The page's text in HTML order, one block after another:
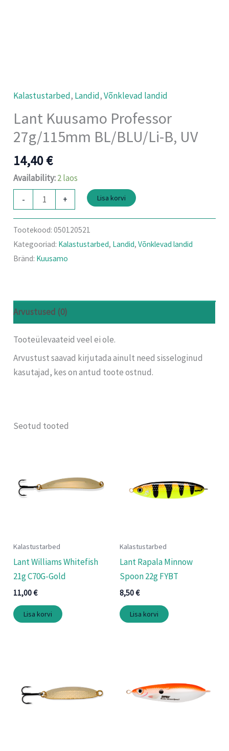
Kalastustarbed, Landid,Võnklevad landid
Lant Kuusamo Professor
27g/115mm BL/BLU/Li-B, UV
14,40€
Availability:2 laos
-
+ Lisa korvi
Tootekood:050120521
Kategooriad: Kalastustarbed, Landid,Võnklevad landid
Bränd: Kuusamo
Arvustused (0)
Tooteülevaateid veel ei ole.
Arvustust saavad kirjutada ainult need sisseloginud
kasutajad, kes on antud toote ostnud.
Seotud tooted
Kalastustarbed
Lant Williams Whitefish
21g C70G-Gold
11,00€
Lisa korvi
Kalastustarbed
Lant Rapala Minnow
Spoon 22g FYBT
8,50€
Lisa korvi